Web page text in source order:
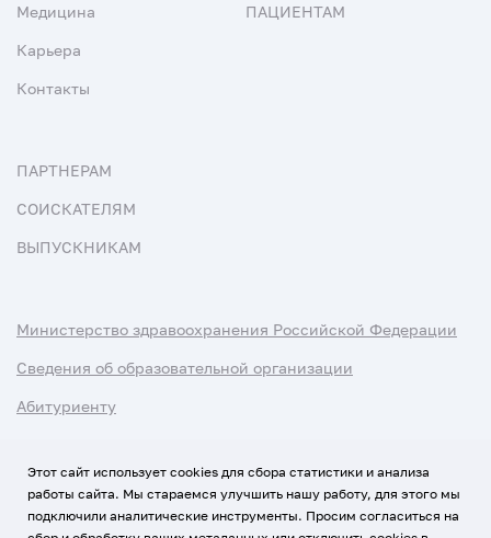
Медицина
Карьера
Контакты
ПАЦИЕНТАМ
ПАРТНЕРАМ
СОИСКАТЕЛЯМ
ВЫПУСКНИКАМ
Министерство здравоохранения Российской Федерации
Сведения об образовательной организации
Абитуриенту
Этот сайт использует cookies для сбора статистики и анализа
работы сайта. Мы стараемся улучшить нашу работу, для этого мы
подключили аналитические инструменты. Просим согласиться на